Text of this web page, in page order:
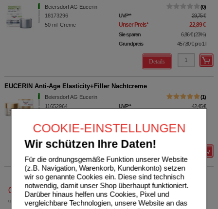
COOKIE-EINSTELLUNGEN
Wir schützen Ihre Daten!
Für die ordnungsgemäße Funktion unserer Website
(z.B. Navigation, Warenkorb, Kundenkonto) setzen
wir so genannte Cookies ein. Diese sind technisch
notwendig, damit unser Shop überhaupt funktioniert.
Darüber hinaus helfen uns Cookies, Pixel und
vergleichbare Technologien, unsere Website an das
Beiersdorf AG Eucerin
18173296
50 ml Creme
0
UVP** 29,75 €
Unser Preis* 22,89 €
Sie sparen 6,86 € (23%)
Grundpreis
457,80 €pro 1 l
Details
EUCERIN Anti-Age Elasticity+Filler Nachtcreme
Beiersdorf AG Eucerin
11652964
1
UVP** 42,45 €
Sie sparen 14,90 €
Grundpreis
551,00 €
0800-10 11 422
gebührenfreie Rufnummer